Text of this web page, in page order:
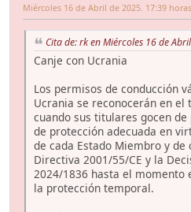
Miércoles 16 de Abril de 2025. 17:39 horas.
Cita de: rk en Miércoles 16 de
Canje con Ucrania
Los permisos de conducción
Ucrania se reconocerán en
cuando sus titulares gocen
de protección adecuada en
de cada Estado Miembro y
Directiva 2001/55/CE y la
2024/1836 hasta el momento
la protección temporal.